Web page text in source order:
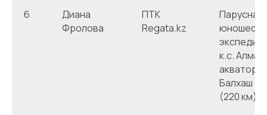
6
Диана
Фролова
ПТК
Regata.kz
Парусная
к.с.
Балхаш -
(220 км)